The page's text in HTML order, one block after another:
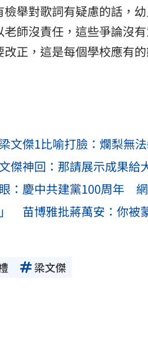
舉對歌詞有疑慮的話，
師沒責任，這些爭論沒
正，這是每個學校應有
傑1比喻打臉：爛梨無
傑神回：那請展示成果給
：慶中共建黨100周年
苗博雅批蔣萬安：你被
梁文傑